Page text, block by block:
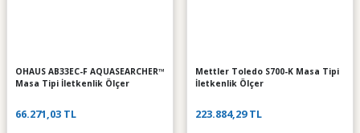
OHAUS AB33EC-F AQUASEARCHER™
Masa Tipi İletkenlik Ölçer
66.271,03 TL
Mettler Toledo S700-K Masa Tipi
İletkenlik Ölçer
223.884,29 TL